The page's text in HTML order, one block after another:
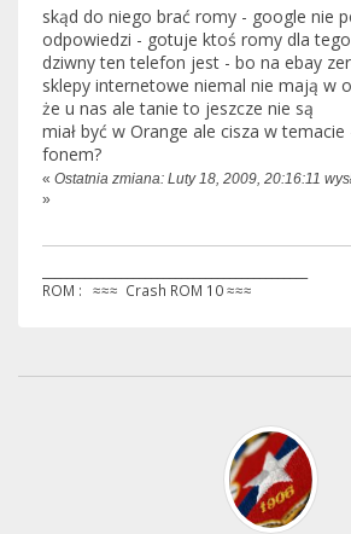
skąd do niego brać romy - google nie
odpowiedzi - gotuje ktoś romy dla
dziwny ten telefon jest - bo na ebay
sklepy internetowe niemal nie mają w
że u nas ale tanie to jeszcze nie są
miał być w Orange ale cisza w
fonem?
« Ostatnia zmiana: Luty 18, 2009, 20:16:11
»
ROM : ≈≈≈ Crash ROM 10 ≈≈≈